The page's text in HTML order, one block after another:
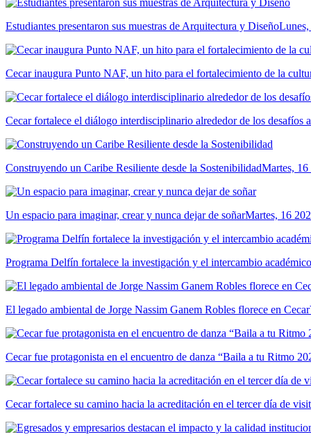
Estudiantes presentaron sus muestras de Arquitectura y Diseño
Cecar inaugura Punto NAF, un hito para el fortalecimiento de la
Cecar fortalece el diálogo interdisciplinario alrededor de los desafíos
Construyendo un Caribe Resiliente desde la SostenibilidadMartes,
Un espacio para imaginar, crear y nunca dejar de soñarMartes, 16
Programa Delfín fortalece la investigación y el intercambio
El legado ambiental de Jorge Nassim Ganem Robles florece en Cecar
Cecar fue protagonista en el encuentro de danza “Baila a tu Ritmo
Cecar fortalece su camino hacia la acreditación en el tercer día de